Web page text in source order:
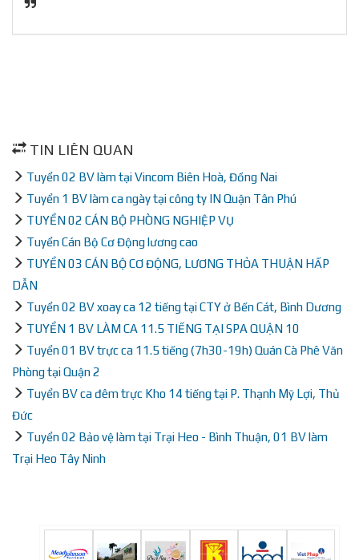
TIN LIÊN QUAN
Tuyển 02 BV làm tại Vincom Biên Hoà, Đồng Nai
Tuyển 1 BV làm ca ngày tại công ty IN Quận Tân Phú
TUYỂN 02 CÁN BỘ PHÒNG NGHIỆP VỤ
Tuyển Cán Bộ Cơ Động lương cao
TUYỂN 03 CÁN BỘ CƠ ĐỘNG, LƯƠNG THỎA THUẬN HẤP
DẪN
Tuyển 02 BV xoay ca 12 tiếng tại CTY ở Bến Cát, Bình Dương
TUYỂN 1 BV LÀM CA 11.5 TIẾNG TẠI SPA QUẬN 10
Tuyển 01 BV trực ca 11.5 tiếng (7h30-19h) Quán Cà Phê Văn
Phòng tại Quận 2
Tuyển BV ca đêm trực Kho 14 tiếng tại P. Thạnh Mỹ Lợi, Thủ
Đức
Tuyển 02 Bảo vệ làm tại Trại Heo - Bình Thuận, 01 BV làm
Trại Heo Tây Ninh